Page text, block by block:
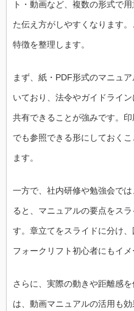
ト・動画など、複数の形式で
た伝え方がしやすくなります
特徴を整理します。
まず、紙・PDF形式のマニュ
いており、法令やガイドライ
共有できることが強みです。
でも参照できる形にしておく
ます。
一方で、社内研修や勉強会で
ると、マニュアルの要点をス
す。章立てをスライドに分け
フォークリフト初心者にもイメ
さらに、実際の動きや距離感
は、動画マニュアルの活用も